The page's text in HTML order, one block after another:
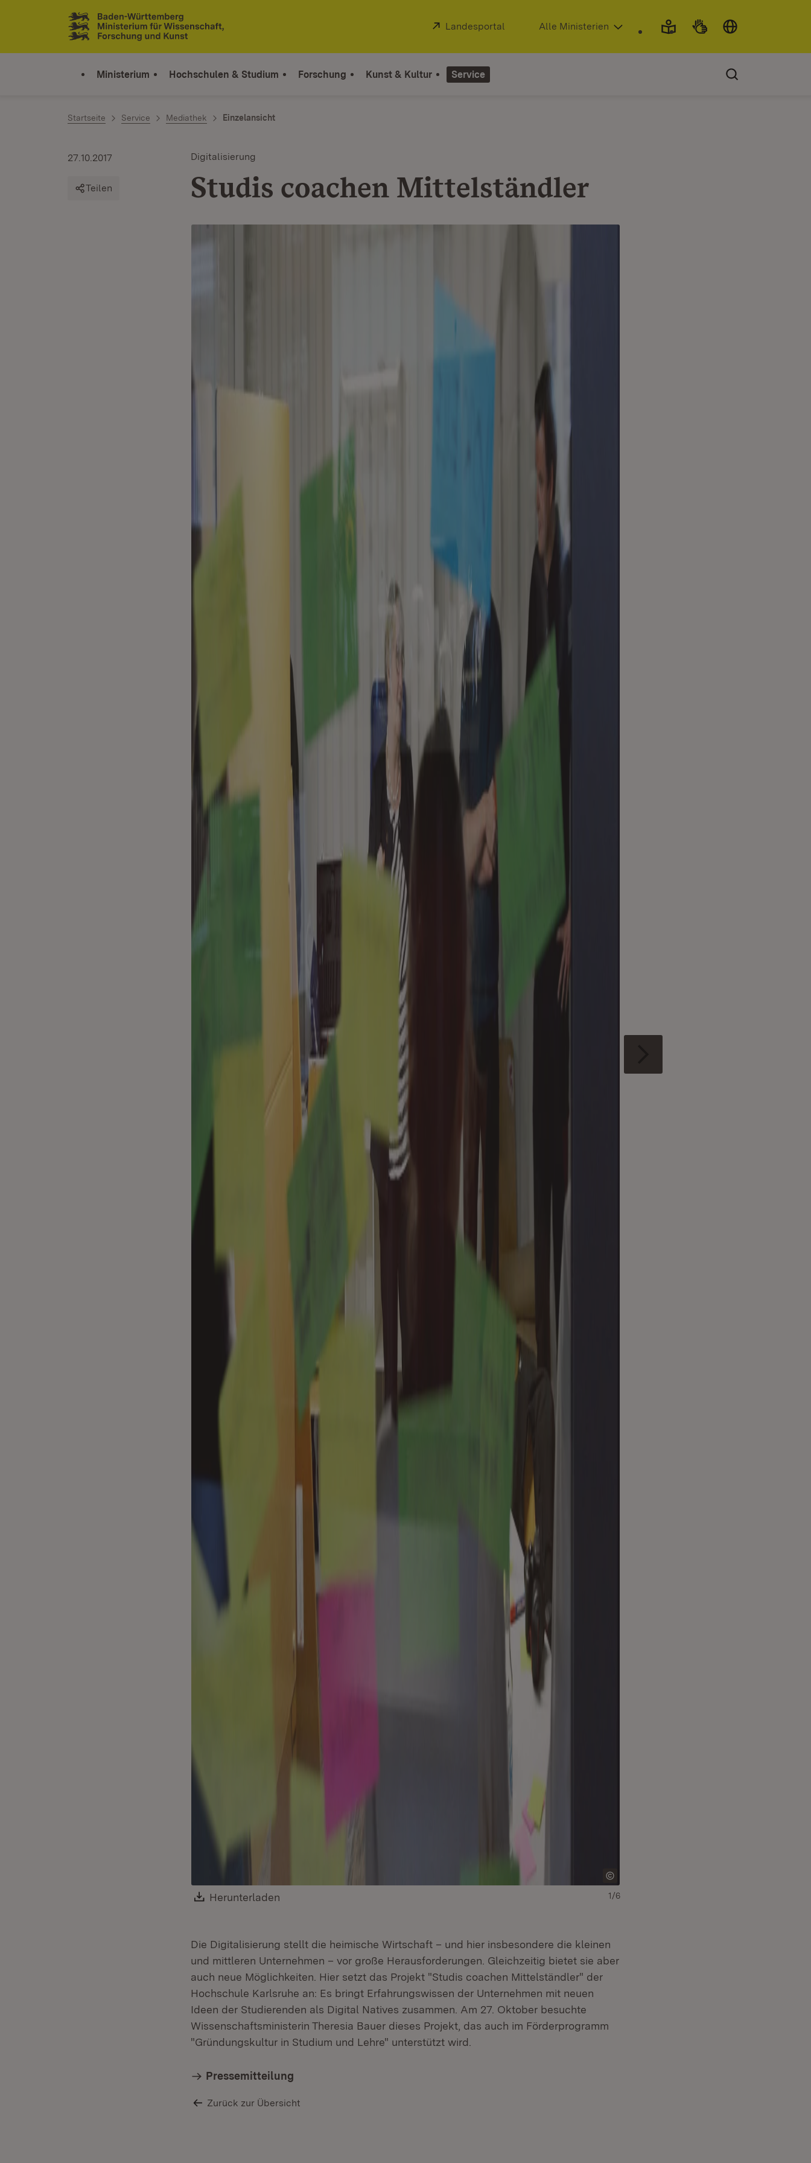
Zum Inhalt springen
Link zur Startseite
Extern:
Landesportal (Öffnet in neuem Fenster)
Alle Ministerien
Ministerium Hochschulen & Studium Forschung Kunst & Kultur Service
Startseite Service Mediathek Einzelansicht
Digitalisierung
Studis coachen Mittelständler
27.10.2017
Teilen
Download:
Herunterladen 1/6
Die Digitalisierung stellt die heimische Wirtschaft – und hier insbesondere die kleinen
und mittleren Unternehmen – vor große Herausforderungen. Gleichzeitig bietet sie aber
auch neue Möglichkeiten. Hier setzt das Projekt "Studis coachen Mittelständler" der
Hochschule Karlsruhe an: Es bringt Erfahrungswissen der Unternehmen mit neuen
Ideen der Studierenden als Digital Natives zusammen. Am 27. Oktober besuchte
Wissenschaftsministerin Theresia Bauer dieses Projekt, das auch im Förderprogramm
"Gründungskultur in Studium und Lehre" unterstützt wird.
Pressemitteilung
Zurück zur Übersicht